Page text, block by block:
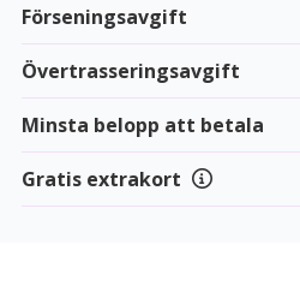
Förseningsavgift
Övertrasseringsavgift
Minsta belopp att betala
Gratis extrakort